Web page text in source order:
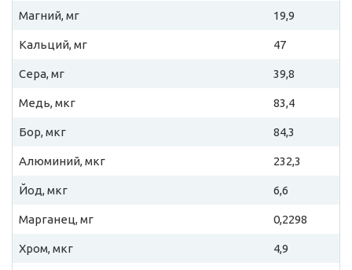
Магний, мг 19,9
Кальций, мг 47
Сера, мг 39,8
Медь, мкг 83,4
Бор, мкг 84,3
Алюминий, мкг 232,3
Йод, мкг 6,6
Марганец, мг 0,2298
Хром, мкг 4,9